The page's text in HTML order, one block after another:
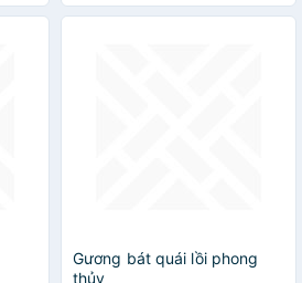
Gương bát quái lồi phong
thủy